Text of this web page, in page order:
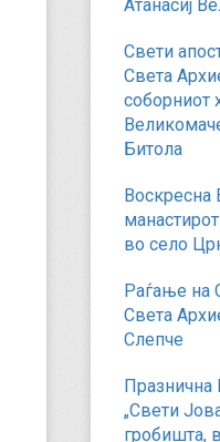
Атанасиј
Свети
Света
соборниот
Битола
Воскресна
во село
Раѓање на
Света
Слепче
Празнична
„Свети
гробишта,